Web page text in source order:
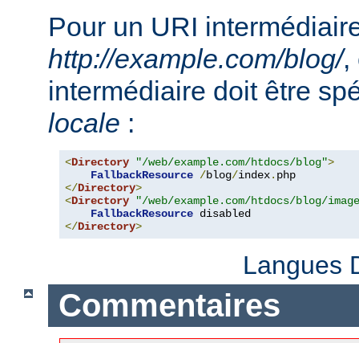
Pour un URI
http://example.com/blog/,
intermédiaire doit être
locale :
<Directory "/web/example.com/htdocs/blog">
FallbackResource /blog/index.
</Directory>
<Directory
"/web/example.com/htdocs/blog/
FallbackResource
</Directory>
Langues
Commentaires